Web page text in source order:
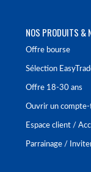
NOS PRODUITS &
Offre bourse
Sélection
Offre 18-30 ans
Ouvrir un
Espace client /
Parrainage /